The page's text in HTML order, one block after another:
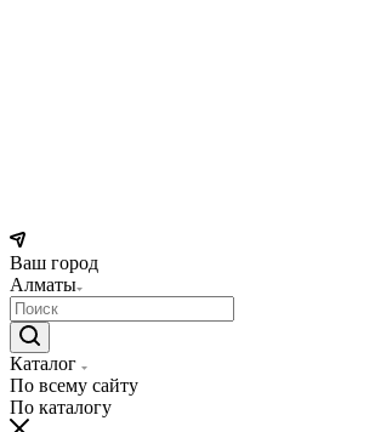
Ваш город
Алматы
Каталог
По всему сайту
По каталогу